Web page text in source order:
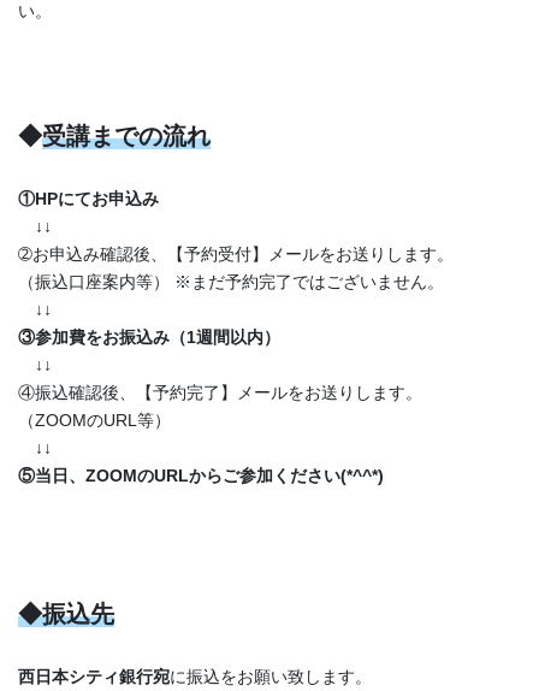
い。
◆受講までの流れ
①HPにてお申込み
↓ ↓
➁お申込み確認後、【予約受付】メールをお送りします。
（振込口座案内等） ※まだ予約完了ではございません。
↓ ↓
③参加費をお振込み（1週間以内）
↓ ↓
④振込確認後、【予約完了】メールをお送りします。
（ZOOMのURL等）
↓ ↓
⑤当日、ZOOMのURLからご参加ください(*^^*)
◆振込先
西日本シティ銀行宛に振込をお願い致します。